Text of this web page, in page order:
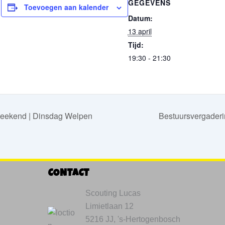
Toevoegen aan kalender
GEGEVENS
Datum:
13 april
Tijd:
19:30 - 21:30
| Dinsdag Welpen
CONTACT
Scouting Lucas
Limietlaan 12
5216 JJ, 's-Hertogenbosch